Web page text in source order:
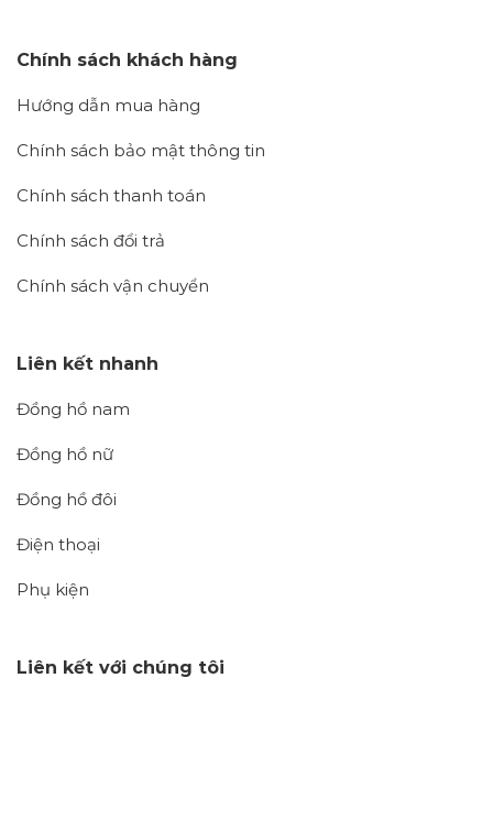
Chính sách khách hàng
Hướng dẫn mua hàng
Chính sách bảo mật thông tin
Chính sách thanh toán
Chính sách đổi trả
Chính sách vận chuyển
Liên kết nhanh
Đồng hồ nam
Đồng hồ nữ
Đồng hồ đôi
Điện thoại
Phụ kiện
Liên kết với chúng tôi